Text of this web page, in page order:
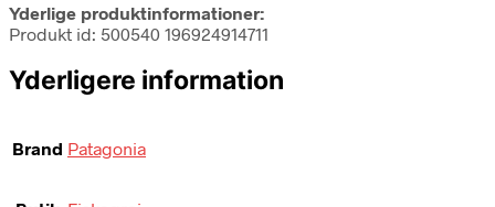
Yderlige produktinformationer:
Produkt id: 500540 196924914711
Yderligere information
Brand Patagonia